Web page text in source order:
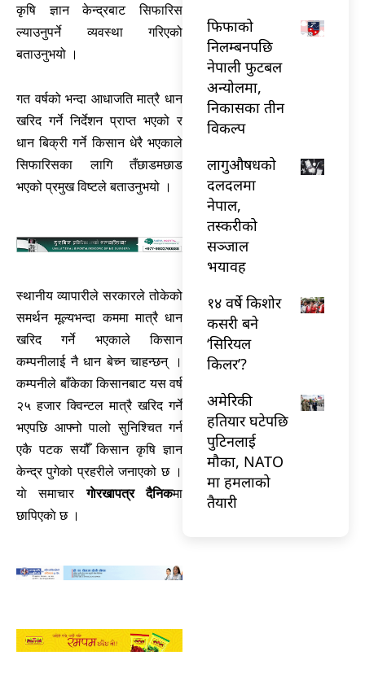
कृषि ज्ञान केन्द्रबाट सिफारिस
ल्याउनुपर्ने व्यवस्था गरिएको
बताउनुभयो ।
गत वर्षको भन्दा आधाजति मात्रै धान
खरिद गर्ने निर्देशन प्राप्त भएको र
धान बिक्री गर्ने किसान धेरै भएकाले
सिफारिसका लागि तँछाडमछाड
भएको प्रमुख विष्टले बताउनुभयो ।
स्थानीय व्यापारीले सरकारले तोकेको
समर्थन मूल्यभन्दा कममा मात्रै धान
खरिद गर्ने भएकाले किसान
कम्पनीलाई नै धान बेच्न चाहन्छन् ।
कम्पनीले बाँकेका किसानबाट यस वर्ष
२५ हजार क्विन्टल मात्रै खरिद गर्ने
भएपछि आफ्नो पालो सुनिश्चित गर्न
एकै पटक सयौँ किसान कृषि ज्ञान
केन्द्र पुगेको प्रहरीले जनाएको छ ।
याे समाचारगाेरखापत्र दैनिकमा
छापिएकाे छ ।
फिफाको
निलम्बनपछि
नेपाली फुटबल
अन्योलमा,
निकासका तीन
विकल्प
लागुऔषधको
दलदलमा
नेपाल,
तस्करीको
सञ्जाल
भयावह
१४ वर्षे किशोर
कसरी बने
‘सिरियल
किलर’?
अमेरिकी
हतियार घटेपछि
पुटिनलाई
मौका, NATO
मा हमलाको
तैयारी